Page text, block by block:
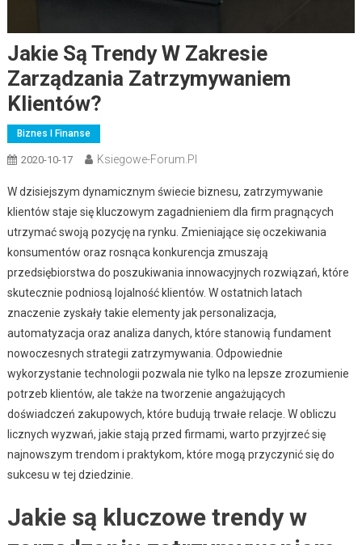
Jakie Są Trendy W Zakresie
Zarządzania Zatrzymywaniem
Klientów?
Biznes I Finanse
2020-10-17 Ksiegowe-Forum.pl
W dzisiejszym dynamicznym świecie biznesu, zatrzymywanie
klientów staje się kluczowym zagadnieniem dla firm pragnących
utrzymać swoją pozycję na rynku. Zmieniające się oczekiwania
konsumentów oraz rosnąca konkurencja zmuszają
przedsiębiorstwa do poszukiwania innowacyjnych rozwiązań, które
skutecznie podniosą lojalność klientów. W ostatnich latach
znaczenie zyskały takie elementy jak personalizacja,
automatyzacja oraz analiza danych, które stanowią fundament
nowoczesnych strategii zatrzymywania. Odpowiednie
wykorzystanie technologii pozwala nie tylko na lepsze zrozumienie
potrzeb klientów, ale także na tworzenie angażujących
doświadczeń zakupowych, które budują trwałe relacje. W obliczu
licznych wyzwań, jakie stają przed firmami, warto przyjrzeć się
najnowszym trendom i praktykom, które mogą przyczynić się do
sukcesu w tej dziedzinie.
Jakie są kluczowe trendy w